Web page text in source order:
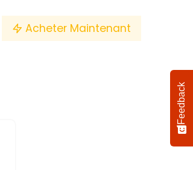
Acheter Maintenant
Feedback